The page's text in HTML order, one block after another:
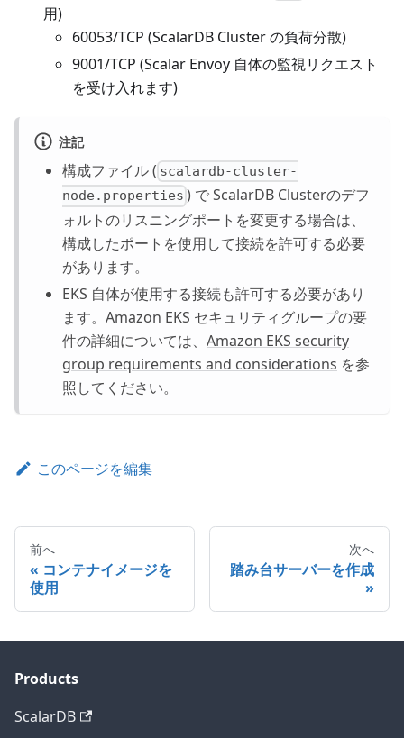
用)
60053/TCP (ScalarDB Cluster の負荷分散)
9001/TCP (Scalar Envoy 自体の監視リクエスト
を受け入れます)
注記
構成ファイル ( scalardb-cluster-
node.properties ) で ScalarDB Clusterのデフ
ォルトのリスニングポートを変更する場合は、
構成したポートを使用して接続を許可する必要
があります。
EKS 自体が使用する接続も許可する必要があり
ます。Amazon EKS セキュリティグループの要
件の詳細については、 Amazon EKS security
group requirements and considerations を参
照してください。
このページを編集
前へ
コンテナイメージを
使用
次へ
踏み台サーバーを作成
Products
ScalarDB